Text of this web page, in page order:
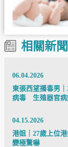
相關新聞
06.04.2026
東張西望播毒男
病毒 生殖器官病
04.15.2026
港姐｜27歲上位
變極驚嚇